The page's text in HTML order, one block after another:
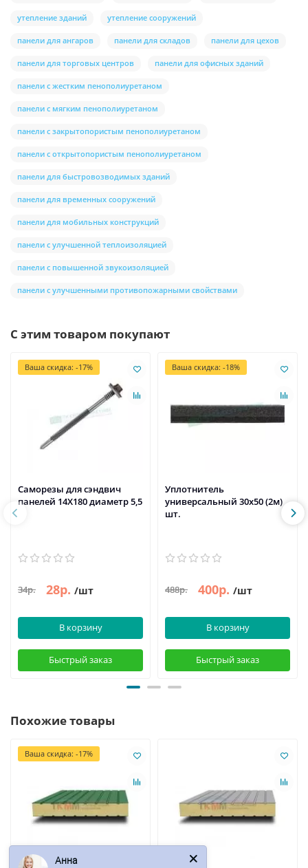
утепление зданий утепление сооружений
панели для ангаров панели для складов панели для цехов
панели для торговых центров панели для офисных зданий
панели с жестким пенополиуретаном
панели с мягким пенополиуретаном
панели с закрытопористым пенополиуретаном
панели с открытопористым пенополиуретаном
панели для быстровозводимых зданий
панели для временных сооружений
панели для мобильных конструкций
панели с улучшенной теплоизоляцией
панели с повышенной звукоизоляцией
панели с улучшенными противопожарными свойствами
С этим товаром покупают
Ваша скидка: -17%
Саморезы для сэндвич
панелей 14X180 диаметр 5,5
34р. 28р. /шт
В корзину
Быстрый заказ
Ваша скидка: -18%
Уплотнитель
универсальный 30х50 (2м)
шт.
488р. 400р. /шт
В корзину
Быстрый заказ
Похожие товары
Ваша скидка: -17%
Анна